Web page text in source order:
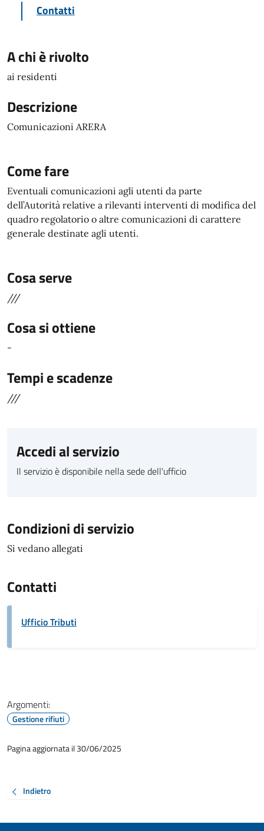
Contatti
A chi è rivolto
ai residenti
Descrizione
Comunicazioni ARERA
Come fare
Eventuali comunicazioni agli utenti da parte
dell’Autorità relative a rilevanti interventi di modifica del
quadro regolatorio o altre comunicazioni di carattere
generale destinate agli utenti.
Cosa serve
///
Cosa si ottiene
-
Tempi e scadenze
///
Accedi al servizio
Il servizio è disponibile nella sede dell'ufficio
Condizioni di servizio
Si vedano allegati
Contatti
Ufficio Tributi
Argomenti:
Gestione rifiuti
Pagina aggiornata il 30/06/2025
Indietro